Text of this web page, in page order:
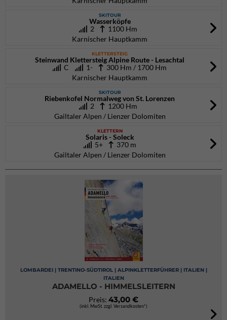
SKITOUR
Wasserköpfe
2
1100 Hm
Karnischer Hauptkamm
KLETTERSTEIG
Steinwand Klettersteig Alpine Route - Lesachtal
C
1-
300 Hm / 1700 Hm
Karnischer Hauptkamm
SKITOUR
Riebenkofel Normalweg von St. Lorenzen
2
1200 Hm
Gailtaler Alpen / Lienzer Dolomiten
KLETTERN
Solaris - Soleck
5+ 370 m
Gailtaler Alpen / Lienzer Dolomiten
LOMBARDEI | TRENTINO-SÜDTIROL | ALPINKLETTERFÜHRER | ITALIEN |
ITALIEN
ADAMELLO - HIMMELSLEITERN
Preis: 43,00 €
(inkl. MwSt. zzgl. Versandkosten*)